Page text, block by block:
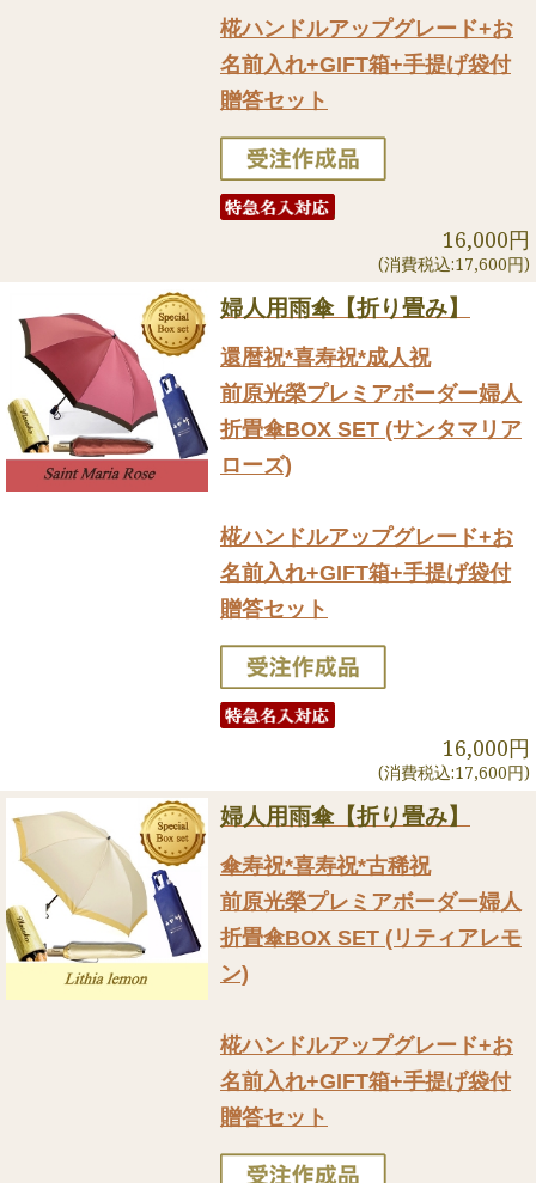
椛ハンドルアップグレード+お
名前入れ+GIFT箱+手提げ袋付
贈答セット
16,000円
(消費税込:17,600円)
婦人用雨傘【折り畳み】
還暦祝*喜寿祝*成人祝
前原光榮プレミアボーダー婦人
折畳傘BOX SET (サンタマリア
ローズ)
椛ハンドルアップグレード+お
名前入れ+GIFT箱+手提げ袋付
贈答セット
16,000円
(消費税込:17,600円)
婦人用雨傘【折り畳み】
傘寿祝*喜寿祝*古稀祝
前原光榮プレミアボーダー婦人
折畳傘BOX SET (リティアレモ
ン)
椛ハンドルアップグレード+お
名前入れ+GIFT箱+手提げ袋付
贈答セット